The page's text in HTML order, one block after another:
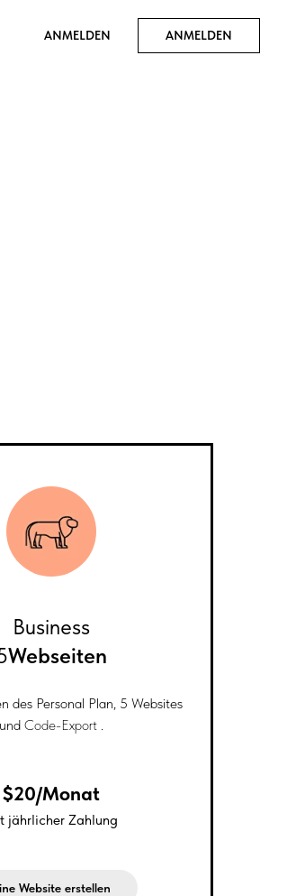
ANMELDEN ANMELDEN
Business
Webseiten
des Personal Plan, 5 Websites
und Code-Export .
$20/Monat
jährlicher Zahlung
Website erstellen